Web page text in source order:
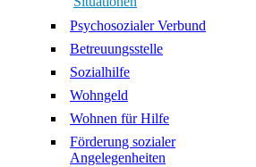
Psychosozialer Verbund
Betreuungsstelle
Sozialhilfe
Wohngeld
Wohnen für Hilfe
Förderung sozialer
Angelegenheiten